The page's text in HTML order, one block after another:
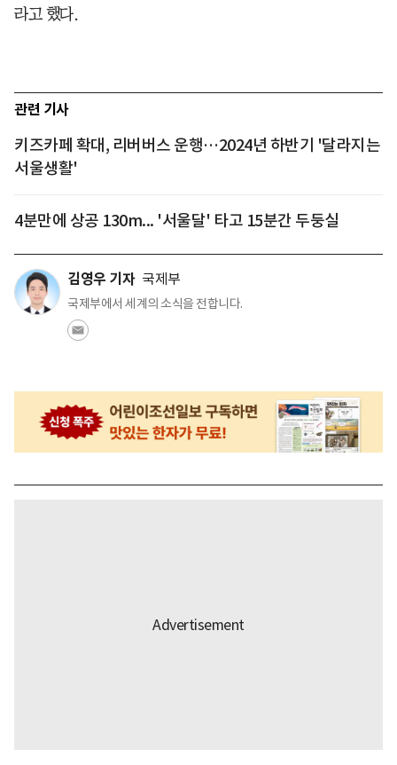
라고 했다.
관련 기사
키즈카페 확대, 리버버스 운행…2024년 하반기 '달라지는
서울생활'
4분만에 상공 130m... '서울달' 타고 15분간 두둥실
김영우 기자 국제부
국제부에서 세계의 소식을 전합니다.